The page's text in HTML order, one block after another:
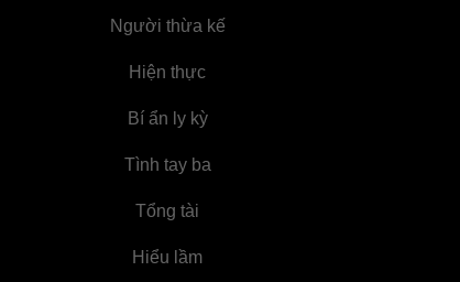
Người thừa kế
Hiện thực
Bí ẩn ly kỳ
Tình tay ba
Tổng tài
Hiểu lầm